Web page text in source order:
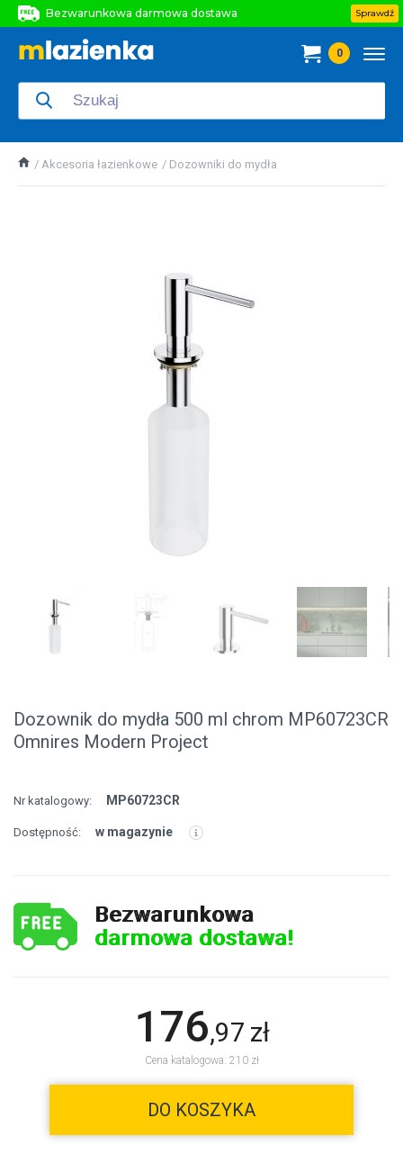
Bezwarunkowa darmowa dostawa
Bezwarunkowa darmowa dostawa
Sprawdź
0
Akcesoria łazienkowe Dozowniki do mydła
Dozownik do mydła 500 ml chrom MP60723CR
Omnires Modern Project
Nr katalogowy: MP60723CR
Dostępność: w magazynie
Bezwarunkowa
darmowa dostawa!
176,97 zł
Cena katalogowa: 210 zł
DO KOSZYKA